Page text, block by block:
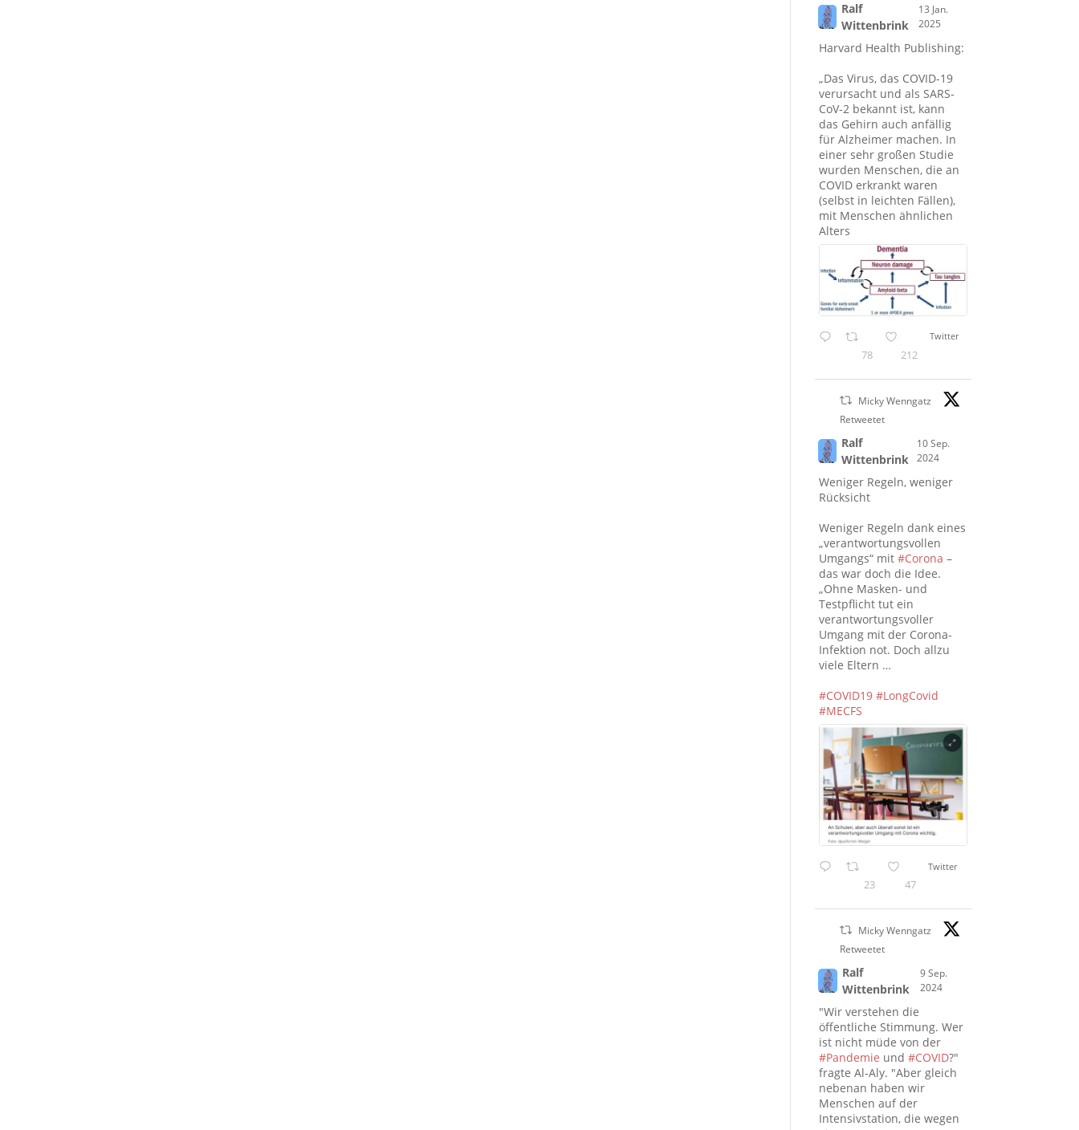
Ralf
Wittenbrink
13 Jan.
2025
Harvard Health Publishing:
„Das Virus, das COVID-19
verursacht und als SARS-
CoV-2 bekannt ist, kann
das Gehirn auch anfällig
für Alzheimer machen. In
einer sehr großen Studie
wurden Menschen, die an
COVID erkrankt waren
(selbst in leichten Fällen),
mit Menschen ähnlichen
Alters
78 212
Twitter
Micky Wenngatz
Retweetet
Ralf
Wittenbrink
10 Sep.
2024
Weniger Regeln, weniger
Rücksicht
Weniger Regeln dank eines
„verantwortungsvollen
Umgangs“ mit#Corona –
das war doch die Idee.
„Ohne Masken- und
Testpflicht tut ein
verantwortungsvoller
Umgang mit der Corona-
Infektion not. Doch allzu
viele Eltern …
#COVID19 #LongCovid
#MECFS
23 47
Twitter
Micky Wenngatz
Retweetet
Ralf
Wittenbrink
9 Sep.
2024
"Wir verstehen die
öffentliche Stimmung. Wer
ist nicht müde von der
#Pandemie und#COVID?"
fragte Al-Aly. "Aber gleich
nebenan haben wir
Menschen auf der
Intensivstation, die wegen